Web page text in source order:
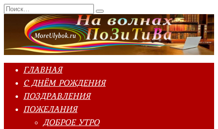
Перейти
к
содержанию
Search
for:
ГЛАВНАЯ
С ДНЁМ РОЖДЕНИЯ
ПОЗДРАВЛЕНИЯ
ПОЖЕЛАНИЯ
ДОБРОЕ УТРО